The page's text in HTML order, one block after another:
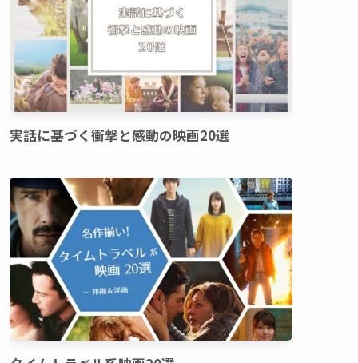
実話に基づく衝撃と感動の映画20選